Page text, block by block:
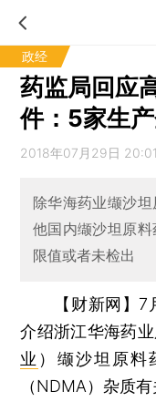
政经
药监局回应
件：5家生
2018年07月29日 20:01
除华海药业缬沙
他国内缬沙坦原
限值或者未检出
【财新网】 7
介绍浙江华海药
业 ）缬沙坦原
（NDMA）杂质有